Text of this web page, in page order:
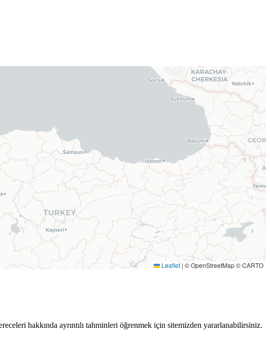
Leaflet | © OpenStreetMap © CARTO
hakkında ayrıntılı tahminleri öğrenmek için sitemizden yararlanabilirsiniz.